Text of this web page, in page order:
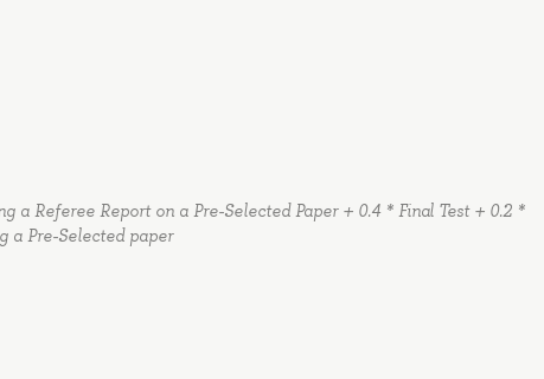
a Referee Report on a Pre-Selected Paper + 0.4 * Final Test + 0.2 *
a Pre-Selected paper